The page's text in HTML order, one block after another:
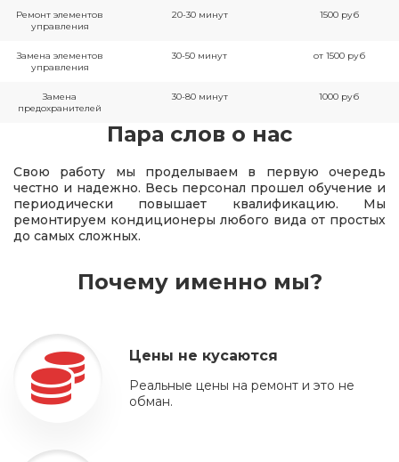
Ремонт элементов
управления
20-30 минут 1500 руб
Замена элементов
управления
30-50 минут от 1500 руб
Замена
предохранителей
30-80 минут 1000 руб
Пара слов о нас
Свою работу мы проделываем в первую очередь
честно и надежно. Весь персонал прошел обучение и
периодически повышает квалификацию. Мы
ремонтируем кондиционеры любого вида от простых
до самых сложных.
Почему именно мы?
Цены не кусаются
Реальные цены на ремонт и это не
обман.